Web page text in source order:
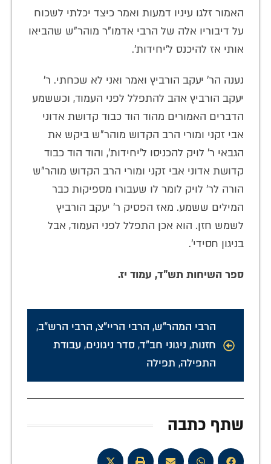
האמור זלגו עיניו דמעות ואמר כיצד יכלתי לשכוח
על דיבוריו אלה של הרבי אדמו"ר מוהר"ש שהביאו
אותי אז להיכנס ל'יחידות'.
נענה הר' יעקב הורביץ ואמר ואני לא שכחתי. ר'
יעקב הורביץ אהב להתפלל לפני העמוד, וכששמע
הדברים האמורים מהוד הוד כבוד קדושת אדוני
אבי זקני ומורי הרב הקדוש מוהר"ש ביקש את
הגבאי ר' לויק להכניסו ל'יחידות', והוד הוד כבוד
קדושת אדוני אבי זקני ומורי הרב הקדוש מוהר"ש
הורה לר' לויק לומר לו שעבורו מספיקות כבר
המילים ששמע. מאז הפסיק ר' יעקב הורביץ
לשמש חזן. הוא אכן התפלל לפני העמוד, אבל
בניגון חסידי'.
ספר השיחות תש"ד, עמוד יז.
הרבי המהר"ש, הרבי הריי"צ, הרבי הרש"ב,
חזנות, ניגוני חב"ד, סדר ניגונים, עבודת
התפילה, תפילה
שתף כתבה